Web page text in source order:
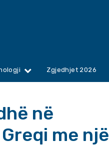
Zgjedhjet 2026
në
me një